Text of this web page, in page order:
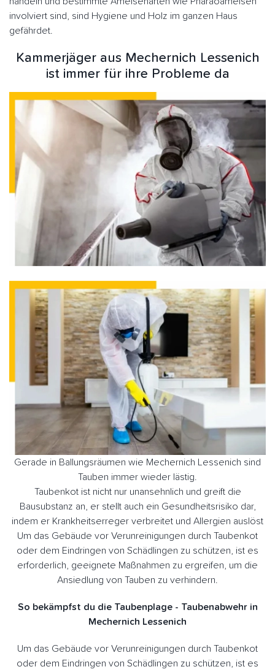
involviert sind, sind Hygiene und Holz im ganzen Haus
gefährdet.
Kammerjäger aus Mechernich Lessenich
ist immer für ihre Probleme da
Gerade in Ballungsräumen wie Mechernich Lessenich sind
Tauben immer wieder lästig.
Taubenkot ist nicht nur unansehnlich und greift die
Bausubstanz an, er stellt auch ein Gesundheitsrisiko dar,
indem er Krankheitserreger verbreitet und Allergien auslöst
Um das Gebäude vor Verunreinigungen durch Taubenkot
oder dem Eindringen von Schädlingen zu schützen, ist es
erforderlich, geeignete Maßnahmen zu ergreifen, um die
Ansiedlung von Tauben zu verhindern.
So bekämpfst du die Taubenplage - Taubenabwehr in
Mechernich Lessenich
Um das Gebäude vor Verunreinigungen durch Taubenkot
oder dem Eindringen von Schädlingen zu schützen, ist es